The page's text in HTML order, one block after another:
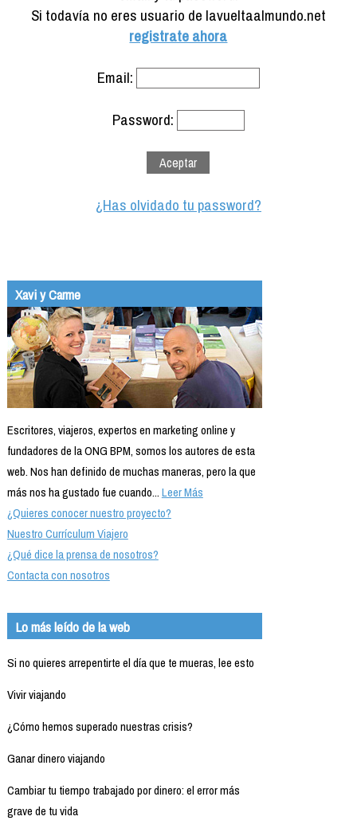
Info viajeros
Si todavía no eres usuario de lavueltaalmundo.net
registrate ahora
Email:
Password:
¿Has olvidado tu password?
Xavi y Carme
Escritores, viajeros, expertos en marketing online y
fundadores de la ONG BPM, somos los autores de esta
web. Nos han definido de muchas maneras, pero la que
más nos ha gustado fue cuando...Leer Más
¿Quieres conocer nuestro proyecto?
Nuestro Currículum Viajero
¿Qué dice la prensa de nosotros?
Contacta con nosotros
Lo más leído de la web
Si no quieres arrepentirte el día que te mueras, lee esto
Vivir viajando
¿Cómo hemos superado nuestras crisis?
Ganar dinero viajando
Cambiar tu tiempo trabajado por dinero: el error más
grave de tu vida